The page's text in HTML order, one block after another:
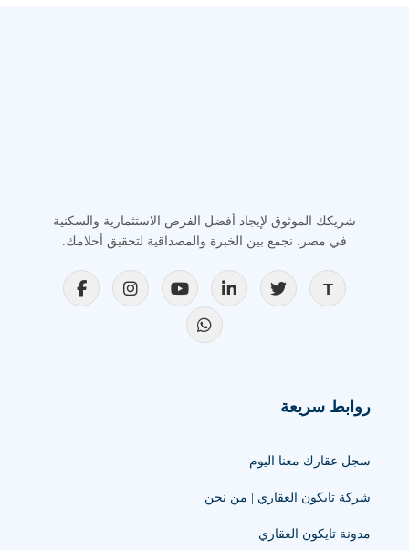
شريكك الموثوق لإيجاد أفضل الفرص الاستثمارية والسكنية
في مصر. نجمع بين الخبرة والمصداقية لتحقيق أحلامك.
روابط سريعة
سجل عقارك معنا اليوم
شركة تايكون العقاري | من نحن
مدونة تايكون العقاري